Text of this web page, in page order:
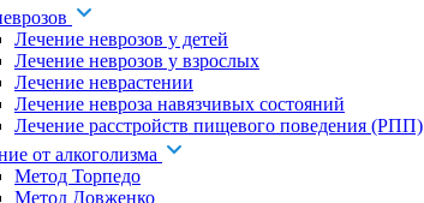
Лечение неврозов у детей
Лечение неврозов у взрослых
Лечение неврастении
Лечение невроза навязчивых состояний
Лечение расстройств пищевого поведения (РПП)
от алкоголизма
Метод Торпедо
Метод Довженко